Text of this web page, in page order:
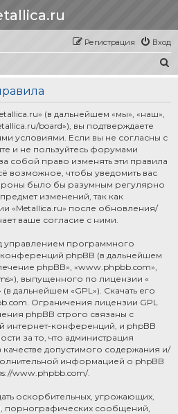
Вход
Регистрация
(в дальнейшем «мы», «наш»,
board»), вы подтверждаете
условиями. Если вы не согласны с
и не пользуйтесь форумами
собой право изменять эти правила
возможное, чтобы уведомить вас
было бы разумным регулярно
изменений, так как
«Metallica.ru» после обновления/
ваше согласие с ними.
программного
phpBB (в дальнейшем
phpBB», «www.phpbb.com»,
выпущенного по лицензии «
(в дальнейшем «GPL»). Скачать его
. Ограничения лицензии GPL
phpBB строго связаны с
интернет-конференций, и phpBB
за то, что администрация
допустимого содержания и/
информацией о phpBB
www.phpbb.com/.
оскорбительных, угрожающих,
порнографических сообщений,